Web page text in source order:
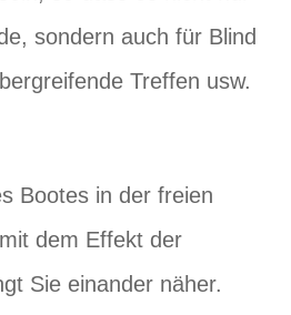
sondern auch für Blind
Treffen usw.
Bootes in der freien
dem Effekt der
Sie einander näher.